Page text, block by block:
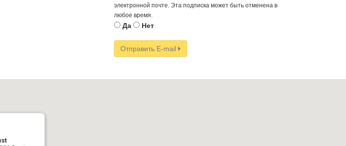
электронной почте. Эта подписка может быть отменена в
любое время.
Да Нет
Отправить E-mail